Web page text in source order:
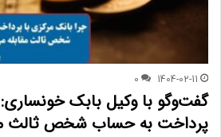
1404-02-11
0
گفت‌وگو با وکیل بابک
پرداخت به حساب شخص ثالث